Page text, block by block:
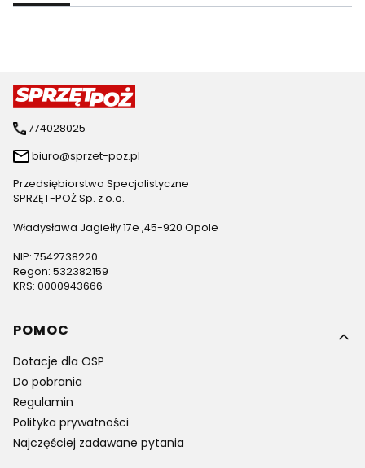
774028025
biuro@sprzet-poz.pl
Przedsiębiorstwo Specjalistyczne
SPRZĘT-POŻ Sp. z o.o.
Władysława Jagiełły 17e ,45-920 Opole
NIP: 7542738220
Regon: 532382159
KRS: 0000943666
Linki w stopce
POMOC
Dotacje dla OSP
Do pobrania
Regulamin
Polityka prywatności
Najczęściej zadawane pytania